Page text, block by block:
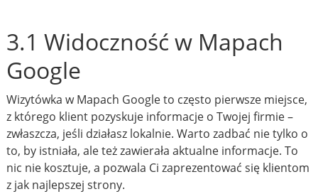
3.1 Widoczność w Mapach
Google
Wizytówka w Mapach Google to często pierwsze miejsce,
z którego klient pozyskuje informacje o Twojej firmie –
zwłaszcza, jeśli działasz lokalnie. Warto zadbać nie tylko o
to, by istniała, ale też zawierała aktualne informacje. To
nic nie kosztuje, a pozwala Ci zaprezentować się klientom
z jak najlepszej strony.